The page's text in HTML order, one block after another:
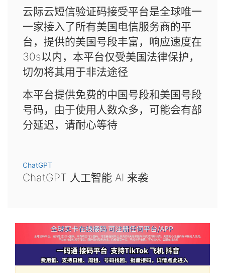
云际云短信验证码接受平台是全球唯一
一家接入了所有美国电信服务商的平
台，提供的美国号段丰富，响应速度在
30s以内，本平台仅受美国法律保护，
切勿将其用于非法途径
本平台提供免费的中国号段和美国号段
号码，由于使用人数众多，可能会有部
分延迟，请耐心等待
ChatGPT
ChatGPT 人工智能 AI 来袭